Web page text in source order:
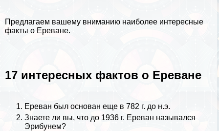
Предлагаем вашему вниманию наиболее интересные
факты о Ереване.
17 интересных фактов о Ереване
Ереван был основан еще в 782 г. до н.э.
Знаете ли вы, что до 1936 г. Ереван назывался
Эрибунем?